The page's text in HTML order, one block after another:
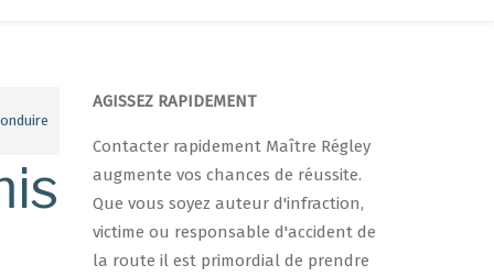
AGISSEZ RAPIDEMENT
Contacter rapidement Maître Régley
augmente vos chances de réussite.
Que vous soyez auteur d'infraction,
victime ou responsable d'accident de
la route il est primordial de prendre